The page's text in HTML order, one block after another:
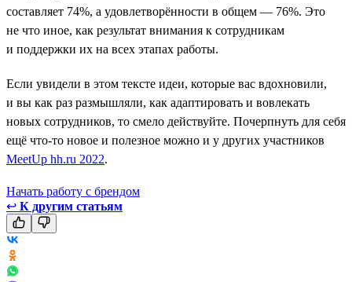
составляет 74%, а удовлетворённости в общем — 76%. Это
не что иное, как результат внимания к сотрудникам
и поддержки их на всех этапах работы.
Если увидели в этом тексте идеи, которые вас вдохновили,
и вы как раз размышляли, как адаптировать и вовлекать
новых сотрудников, то смело действуйте. Почерпнуть для себя
ещё что-то новое и полезное можно и у других участников
MeetUp hh.ru 2022.
Начать работу с брендом
↩ К другим статьям